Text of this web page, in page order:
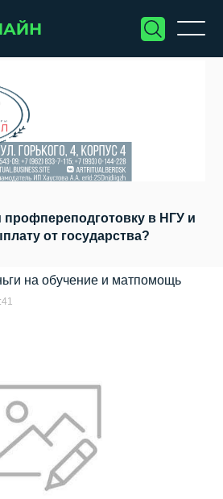
профпереподготовку в НГУ и
от государства?
на обучение и матпомощь